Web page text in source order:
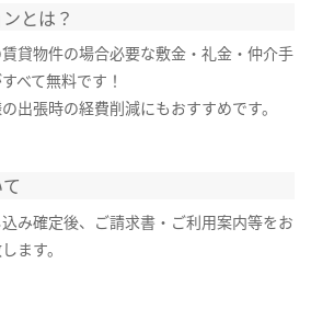
とは？
貸物件の場合必要な敷金・礼金・仲介手
べて無料です！
出張時の経費削減にもおすすめです。
み確定後、ご請求書・ご利用案内等をお
ます。